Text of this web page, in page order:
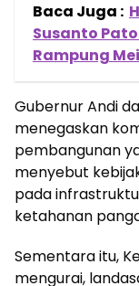
Baca Juga :
Susanto
Rampung
Gubernur Andi
menegaskan
pembangunan
menyebut
pada
ketahanan
Sementara itu,
mengurai,